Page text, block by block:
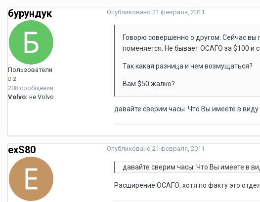
бурундук
Пользователи
2
208 сообщений
Volvo: не Volvo
Опубликовано 21 февраля, 2011
Говорю совершенно о другом. Сейчас
поменяется. Не бывает ОСАГО за $100 и
Так какая разница и чем возмущаться?
Вам $50 жалко?
давайте сверим часы. Что Вы имеете в
exS80 Опубликовано 21 февраля, 2011
давайте сверим часы. Что Вы имеете в
Расширение ОСАГО, хотя по факту это